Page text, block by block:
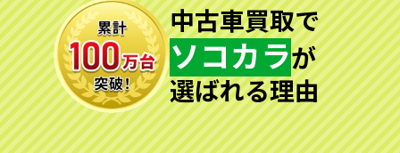
中古車買取で
ソコカラが
選ばれる理由